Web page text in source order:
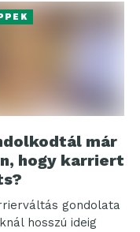
már
hogy karriert
gondolata
hosszú ideig